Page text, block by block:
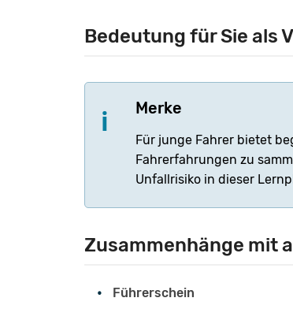
Bedeutung für Sie als
Merke
Für junge Fahrer bietet
Fahrerfahrungen zu
Unfallrisiko in dieser
Zusammenhänge mit
Führerschein